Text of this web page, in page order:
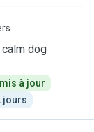
dog
à jour
jours